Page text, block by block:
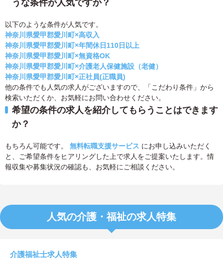
うな条件が人気ですか？
以下のような条件が人気です。
神奈川県愛甲郡愛川町×高収入
神奈川県愛甲郡愛川町×年間休日110日以上
神奈川県愛甲郡愛川町×無資格OK
神奈川県愛甲郡愛川町×介護老人保健施設（老健）
神奈川県愛甲郡愛川町×正社員(正職員)
他の条件でも人気の求人がございますので、「こだわり条件」から
検索いただくか、お気軽にお問い合わせください。
希望の条件の求人を紹介してもらうことはできます
か？
もちろん可能です。 無料転職支援サービス にお申し込みいただく
と、ご希望条件をヒアリングした上で求人をご提案いたします。情
報収集や募集状況の確認も、お気軽にご相談ください。
人気の介護・福祉の求人特集
介護福祉士求人特集